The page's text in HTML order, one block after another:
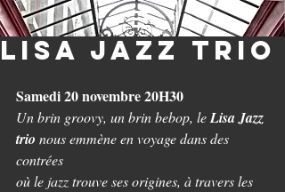
Lisa Jazz Trio
Samedi 20 novembre 20H30
Un brin groovy, un brin bebop, le Lisa Jazz
trio nous emmène en voyage dans des
contrées
où le jazz trouve ses origines, à travers les